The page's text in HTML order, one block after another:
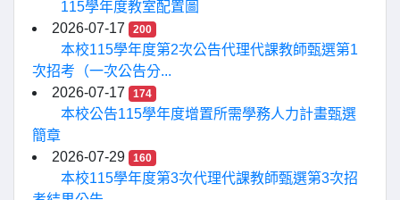
115學年度教室配置圖
2026-07-17
200
本校115學年度第2次公告代理代課教師甄選第1
次招考（一次公告分...
2026-07-17
174
本校公告115學年度增置所需學務人力計畫甄選
簡章
2026-07-29
160
本校115學年度第3次代理代課教師甄選第3次招